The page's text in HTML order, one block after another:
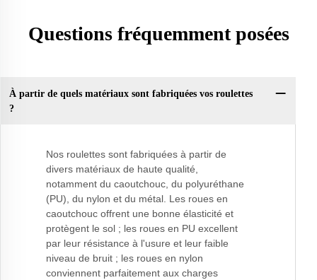
Questions fréquemment posées
À partir de quels matériaux sont fabriquées vos roulettes
?
Nos roulettes sont fabriquées à partir de
divers matériaux de haute qualité,
notamment du caoutchouc, du polyuréthane
(PU), du nylon et du métal. Les roues en
caoutchouc offrent une bonne élasticité et
protègent le sol ; les roues en PU excellent
par leur résistance à l'usure et leur faible
niveau de bruit ; les roues en nylon
conviennent parfaitement aux charges